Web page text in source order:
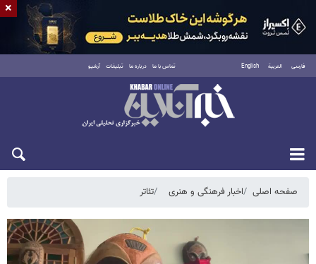
فارسی العربية English تماس با ما درباره ما تبلیغات آرشیو
شنبه ۱۷ مرداد ۱۴۰۵
صفحه اصلی اخبار فرهنگی و هنری تئاتر
×